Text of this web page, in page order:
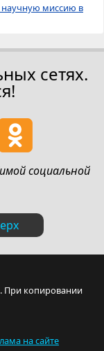
научную миссию в
сетях.
социальной
При копировании
на сайте